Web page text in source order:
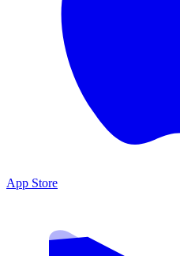
App Store